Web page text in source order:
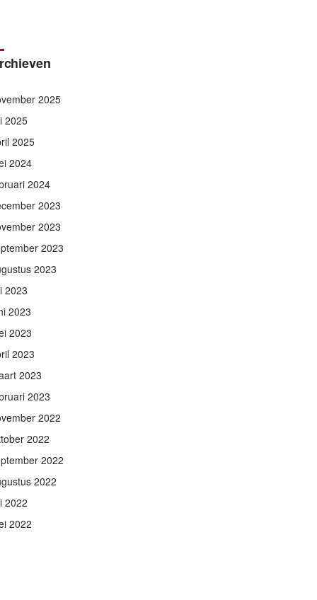
2025
2025
2025
2024
2024
2023
2023
2023
2023
2023
2023
2023
2023
2023
2023
2022
2022
2022
2022
2022
2022